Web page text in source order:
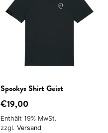
Spookys Shirt Geist
€19,00
Enthält 19% MwSt.
zzgl.Versand